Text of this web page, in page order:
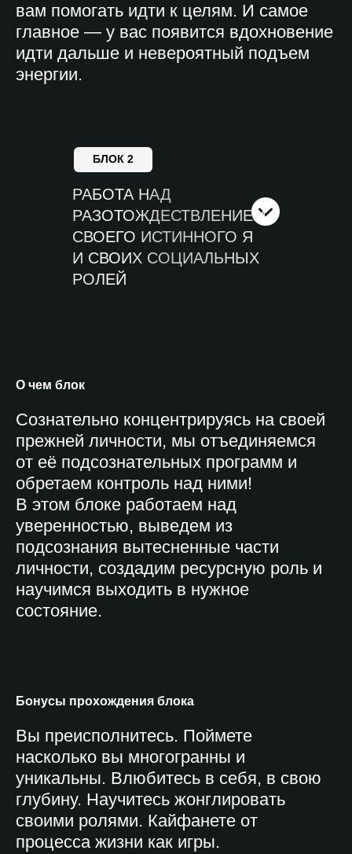
вам помогать идти к целям. И самое
главное — у вас появится вдохновение
идти дальше и невероятный подъем
энергии.
РАБОТА НАД
РАЗОТОЖДЕСТВЛЕНИЕМ
СВОЕГО ИСТИННОГО Я
И СВОИХ СОЦИАЛЬНЫХ
РОЛЕЙ
БЛОК 2
О чем блок
Сознательно концентрируясь на своей
прежней личности, мы отъединяемся
от её подсознательных программ и
обретаем контроль над ними!
В этом блоке работаем над
уверенностью, выведем из
подсознания вытесненные части
личности, создадим ресурсную роль и
научимся выходить в нужное
состояние.
Бонусы прохождения блока
Вы преисполнитесь. Поймете
насколько вы многогранны и
уникальны. Влюбитесь в себя, в свою
глубину. Научитесь жонглировать
своими ролями. Кайфанете от
процесса жизни как игры.